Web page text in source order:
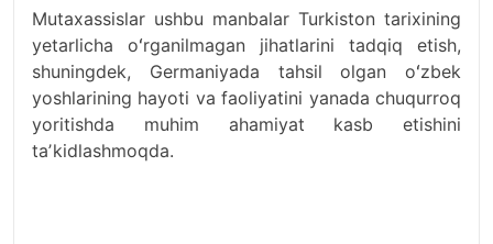
Mutaxassislar ushbu manbalar Turkiston tarixining
yetarlicha oʻrganilmagan jihatlarini tadqiq etish,
shuningdek, Germaniyada tahsil olgan oʻzbek
yoshlarining hayoti va faoliyatini yanada chuqurroq
yoritishda muhim ahamiyat kasb etishini
taʼkidlashmoqda.